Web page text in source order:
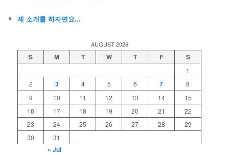
제 소개를 하자면요...
AUGUST 2026
S M T W T F S
1
2
3 4 5 6 7
8
9
10 11 12 13 14
15
16
17 18 19 20 21
22
23
24 25 26 27 28
29
30
31
« Jul